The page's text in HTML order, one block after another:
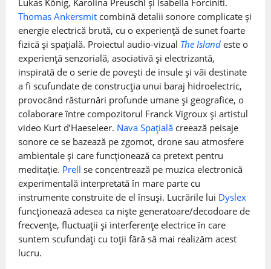
Lukas König, Karolina Preuschl și Isabella Forciniti.
Thomas Ankersmit combină detalii sonore complicate și
energie electrică brută, cu o experiență de sunet foarte
fizică și spațială. Proiectul audio-vizual The Island este o
experiență senzorială, asociativă și electrizantă,
inspirată de o serie de povești de insule și văi destinate
a fi scufundate de construcția unui baraj hidroelectric,
provocând răsturnări profunde umane și geografice, o
colaborare între compozitorul Franck Vigroux și artistul
video Kurt d’Haeseleer. Nava Spațială creează peisaje
sonore ce se bazează pe zgomot, drone sau atmosfere
ambientale și care funcționează ca pretext pentru
meditație. Prell se concentrează pe muzica electronică
experimentală interpretată în mare parte cu
instrumente construite de el însuși. Lucrările lui Dyslex
funcționează adesea ca niște generatoare/decodoare de
frecvențe, fluctuații și interferențe electrice în care
suntem scufundați cu toții fără să mai realizăm acest
lucru.